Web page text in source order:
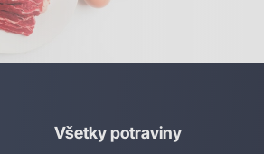
Všetky potraviny